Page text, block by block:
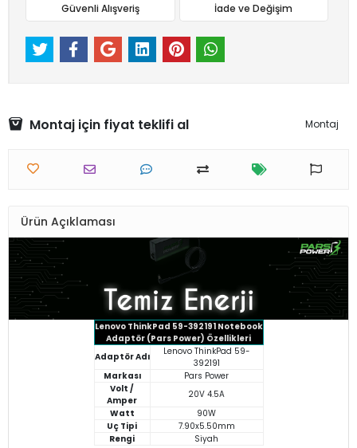
Güvenli Alışveriş İade ve Değişim
Montaj için fiyat teklifi al Montaj
Ürün Açıklaması
Lenovo ThinkPad 59-392191 Notebook
Adaptör (Pars Power) Özellikleri
Adaptör Adı
Lenovo ThinkPad 59-
392191
Markası
Pars Power
Volt /
Amper
20V 4.5A
Watt
90W
Uç Tipi
7.90x5.50mm
Rengi
Siyah